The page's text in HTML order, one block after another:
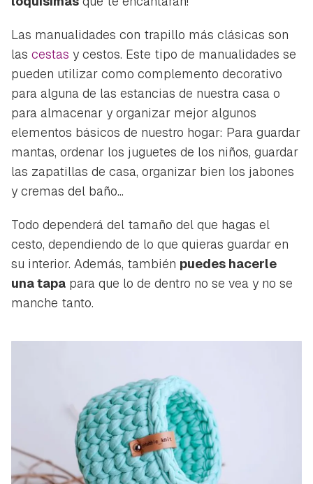
Las manualidades con trapillo más clásicas son
las cestas y cestos. Este tipo de manualidades se
pueden utilizar como complemento decorativo
para alguna de las estancias de nuestra casa o
para almacenar y organizar mejor algunos
elementos básicos de nuestro hogar: Para guardar
mantas, ordenar los juguetes de los niños, guardar
las zapatillas de casa, organizar bien los jabones
y cremas del baño...
Todo dependerá del tamaño del que hagas el
cesto, dependiendo de lo que quieras guardar en
su interior. Además, también puedes hacerle
una tapa para que lo de dentro no se vea y no se
manche tanto.